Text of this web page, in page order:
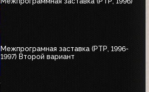
Межпрограмная заставка (РТР, 1996-
1997) Второй вариант